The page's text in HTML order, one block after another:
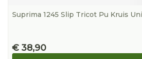
Suprima 1245 Slip Tricot Pu Kruis
€ 38,90